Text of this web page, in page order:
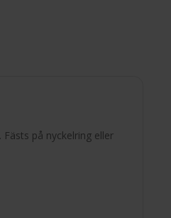
på nyckelring eller